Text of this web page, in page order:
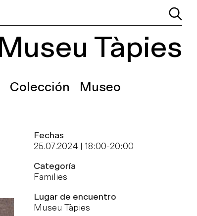
Museu Tàpies
Colección Museo
Fechas
25.07.2024 | 18:00-20:00
Categoría
Families
Lugar de encuentro
Museu Tàpies